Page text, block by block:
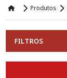
Produtos
FILTROS